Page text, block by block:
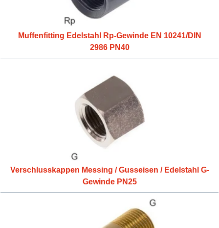
Muffenfitting Edelstahl Rp-Gewinde EN 10241/DIN
2986 PN40
Verschlusskappen Messing / Gusseisen / Edelstahl G-
Gewinde PN25